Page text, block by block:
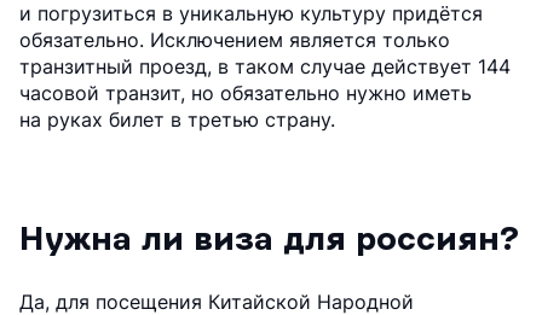
и погрузиться в уникальную культуру придётся
обязательно. Исключением является только
транзитный проезд, в таком случае действует 144
часовой транзит, но обязательно нужно иметь
на руках билет в третью страну.
Нужна ли виза для россиян?
Да, для посещения Китайской Народной